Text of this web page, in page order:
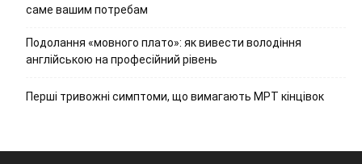
саме вашим потребам
Подолання «мовного плато»: як вивести володіння
англійською на професійний рівень
Перші тривожні симптоми, що вимагають МРТ кінцівок